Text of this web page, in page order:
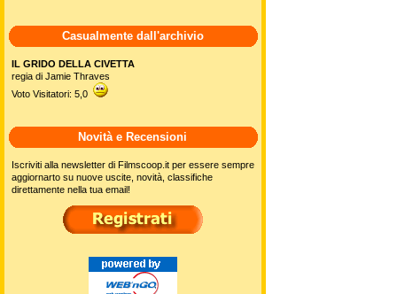
Casualmente dall'archivio
IL GRIDO DELLA CIVETTA
regia di Jamie Thraves
Voto Visitatori: 5,0
Novità e Recensioni
Iscriviti alla newsletter di Filmscoop.it per essere sempre
aggiornarto su nuove uscite, novità, classifiche
direttamente nella tua email!